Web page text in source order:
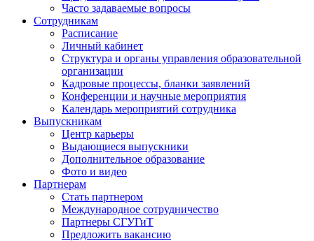
Часто задаваемые вопросы
Сотрудникам
Расписание
Личный кабинет
Структура и органы управления образовательной
организации
Кадровые процессы, бланки заявлений
Конференции и научные мероприятия
Календарь мероприятий сотрудника
Выпускникам
Центр карьеры
Выдающиеся выпускники
Дополнительное образование
Фото и видео
Партнерам
Стать партнером
Международное сотрудничество
Партнеры СГУГиТ
Предложить вакансию